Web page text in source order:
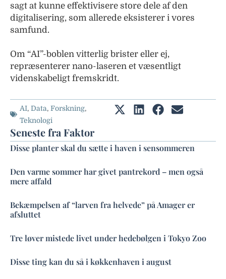
sagt at kunne effektivisere store dele af den
digitalisering, som allerede eksisterer i vores
samfund.
Om “AI”-boblen vitterlig brister eller ej,
repræsenterer nano-laseren et væsentligt
videnskabeligt fremskridt.
AI, Data, Forskning,
Teknologi
Seneste fra Faktor
Disse planter skal du sætte i haven i sensommeren
Den varme sommer har givet pantrekord – men også
mere affald
Bekæmpelsen af “larven fra helvede” på Amager er
afsluttet
Tre løver mistede livet under hedebølgen i Tokyo Zoo
Disse ting kan du så i køkkenhaven i august